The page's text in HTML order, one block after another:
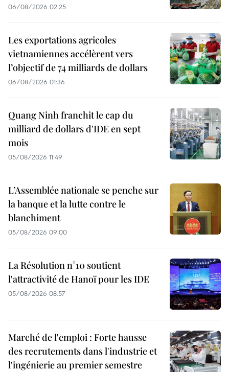
06/08/2026 02:25
Les exportations agricoles
vietnamiennes accélèrent vers
l’objectif de 74 milliards de dollars
06/08/2026 01:36
Quang Ninh franchit le cap du
milliard de dollars d'IDE en sept
mois
05/08/2026 11:49
L’Assemblée nationale se penche sur
la banque et la lutte contre le
blanchiment
05/08/2026 09:00
La Résolution n°10 soutient
l'attractivité de Hanoï pour les IDE
05/08/2026 08:57
Marché de l'emploi : Forte hausse
des recrutements dans l'industrie et
l'ingénierie au premier semestre